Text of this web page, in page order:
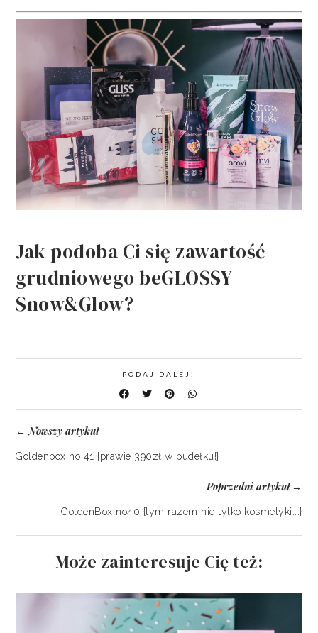
Jak podoba Ci się zawartość
grudniowego beGLOSSY
Snow&Glow?
PODAJ DALEJ:
←Nowszy artykuł
Goldenbox no 41 {prawie 390zł w pudełku!}
Poprzedni artykuł→
GoldenBox no40 {tym razem nie tylko kosmetyki...}
Może zainteresuje Cię też: